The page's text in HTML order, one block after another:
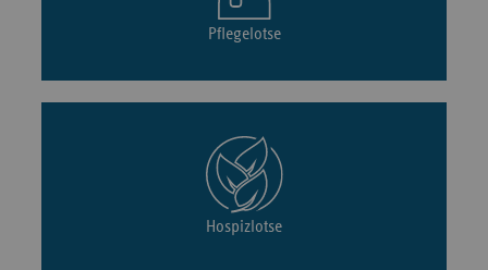
Pflegelotse
Hospizlotse